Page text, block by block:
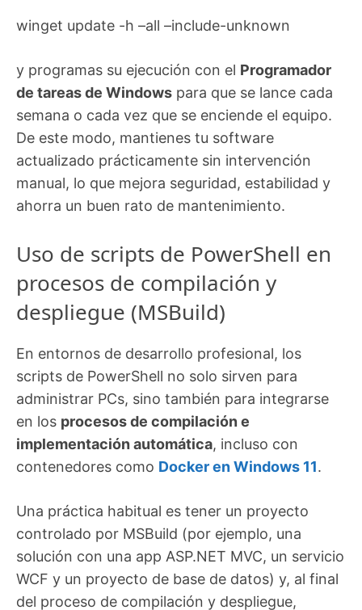
winget update -h –all –include-unknown
y programas su ejecución con el Programador
de tareas de Windows para que se lance cada
semana o cada vez que se enciende el equipo.
De este modo, mantienes tu software
actualizado prácticamente sin intervención
manual, lo que mejora seguridad, estabilidad y
ahorra un buen rato de mantenimiento.
Uso de scripts de PowerShell en
procesos de compilación y
despliegue (MSBuild)
En entornos de desarrollo profesional, los
scripts de PowerShell no solo sirven para
administrar PCs, sino también para integrarse
en los procesos de compilación e
implementación automática, incluso con
contenedores como Docker en Windows 11.
Una práctica habitual es tener un proyecto
controlado por MSBuild (por ejemplo, una
solución con una app ASP.NET MVC, un servicio
WCF y un proyecto de base de datos) y, al final
del proceso de compilación y despliegue,